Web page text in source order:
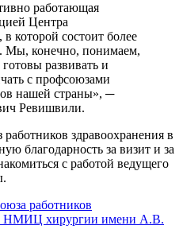
работающая
Центра
которой состоит более
Мы, конечно, понимаем,
развивать и
с профсоюзами
нашей страны», ─
Ревишвили.
здравоохранения в
благодарность за визит и за
с работой ведущего